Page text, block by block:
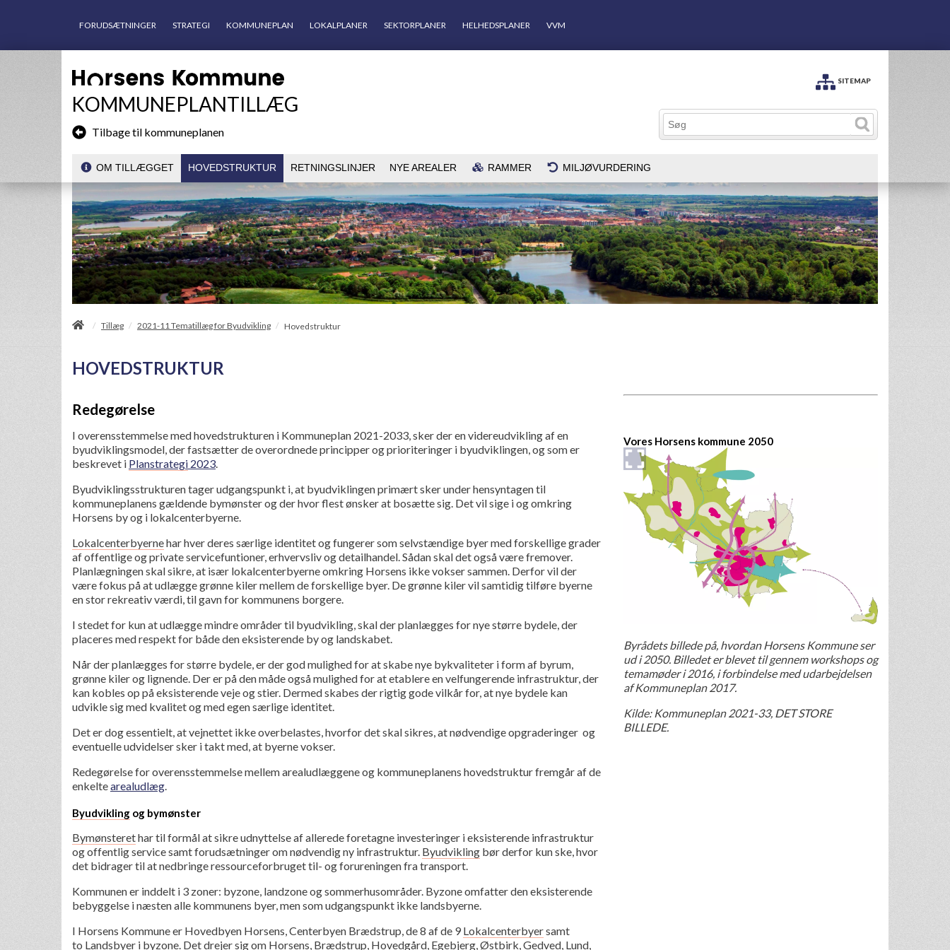
FORUDSÆTNINGER STRATEGI KOMMUNEPLAN LOKALPLANER SEKTORPLANER HELHEDSPLANER VVM
KOMMUNEPLANTILLÆG
Tilbage til kommuneplanen
SITEMAP
OM TILLÆGGET HOVEDSTRUKTUR RETNINGSLINJER NYE AREALER RAMMER MILJØVURDERING
/ Tillæg / 2021-11 Tematillæg for Byudvikling / Hovedstruktur
HOVEDSTRUKTUR
Redegørelse
I overensstemmelse med hovedstrukturen i Kommuneplan 2021-2033, sker der en videreudvikling af en
byudviklingsmodel, der fastsætter de overordnede principper og prioriteringer i byudviklingen, og som er
beskrevet i Planstrategi 2023.
Byudviklingsstrukturen tager udgangspunkt i, at byudviklingen primært sker under hensyntagen til
kommuneplanens gældende bymønster og der hvor flest ønsker at bosætte sig. Det vil sige i og omkring
Horsens by og i lokalcenterbyerne.
Lokalcenterbyernehar hver deres særlige identitet og fungerer som selvstændige byer med forskellige grader
af offentlige og private servicefuntioner, erhvervsliv og detailhandel. Sådan skal det også være fremover.
Planlægningen skal sikre, at især lokalcenterbyerne omkring Horsens ikke vokser sammen. Derfor vil der
være fokus på at udlægge grønne kiler mellem de forskellige byer. De grønne kiler vil samtidig tilføre byerne
en stor rekreativ værdi, til gavn for kommunens borgere.
I stedet for kun at udlægge mindre områder til byudvikling, skal der planlægges for nye større bydele, der
placeres med respekt for både den eksisterende by og landskabet.
Når der planlægges for større bydele, er der god mulighed for at skabe nye bykvaliteter i form af byrum,
grønne kiler og lignende. Der er på den måde også mulighed for at etablere en velfungerende infrastruktur, der
kan kobles op på eksisterende veje og stier. Dermed skabes der rigtig gode vilkår for, at nye bydele kan
udvikle sig med kvalitet og med egen særlige identitet.
Det er dog essentielt, at vejnettet ikke overbelastes, hvorfor det skal sikres, at nødvendige opgraderinger og
eventuelle udvidelser sker i takt med, at byerne vokser.
Redegørelse for overensstemmelse mellem arealudlæggene og kommuneplanens hovedstruktur fremgår af de
enkeltearealudlæg.
Byudvikling og bymønster
Bymønsterethar til formål at sikre udnyttelse af allerede foretagne investeringer i eksisterende infrastruktur
og offentlig service samt forudsætninger om nødvendig ny infrastruktur. Byudvikling bør derfor kun ske, hvor
det bidrager til at nedbringe ressourceforbruget til- og forureningen fra transport.
Kommunen er inddelt i 3 zoner: byzone, landzone og sommerhusområder. Byzone omfatter den eksisterende
bebyggelse i næsten alle kommunens byer, men som udgangspunkt ikke landsbyerne.
I Horsens Kommune er Hovedbyen Horsens, Centerbyen Brædstrup, de 8 af de 9 Lokalcenterbyersamt
to Landsbyer i byzone. Det drejer sig om Horsens, Brædstrup, Hovedgård, Egebjerg, Østbirk, Gedved, Lund,
Vores Horsens kommune 2050
Byrådets billede på, hvordan Horsens Kommune ser
ud i 2050. Billedet er blevet til gennem workshops og
temamøder i 2016, i forbindelse med udarbejdelsen
af Kommuneplan 2017.
Kilde: Kommuneplan 2021-33, DET STORE
BILLEDE.